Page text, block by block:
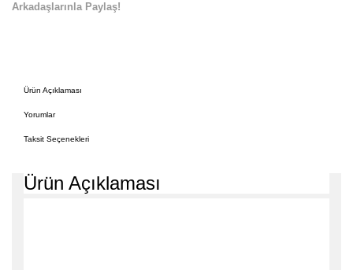
Arkadaşlarınla Paylaş!
Ürün Açıklaması
Yorumlar
Taksit Seçenekleri
Ürün Açıklaması